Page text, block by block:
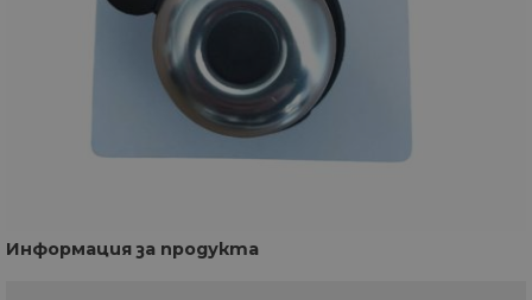
Информация за продукта